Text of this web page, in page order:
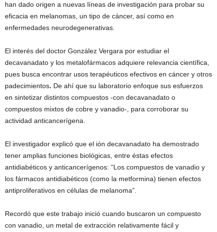
han dado origen a nuevas líneas de investigación para probar su
eficacia en melanomas, un tipo de cáncer, así como en
enfermedades neurodegenerativas.
El interés del doctor González Vergara por estudiar el
decavanadato y los metalofármacos adquiere relevancia científica,
pues busca encontrar usos terapéuticos efectivos en cáncer y otros
padecimientos. De ahí que su laboratorio enfoque sus esfuerzos
en sintetizar distintos compuestos -con decavanadato o
compuestos mixtos de cobre y vanadio-, para corroborar su
actividad anticancerígena.
El investigador explicó que el ión decavanadato ha demostrado
tener amplias funciones biológicas, entre éstas efectos
antidiabéticos y anticancerígenos: “Los compuestos de vanadio y
los fármacos antidiabéticos (como la metformina) tienen efectos
antiproliferativos en células de melanoma”.
Recordó que este trabajo inició cuando buscaron un compuesto
con vanadio, un metal de extracción relativamente fácil y